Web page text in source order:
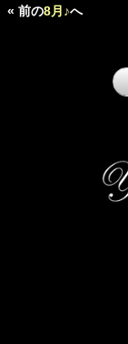
« 前の8月♪へ